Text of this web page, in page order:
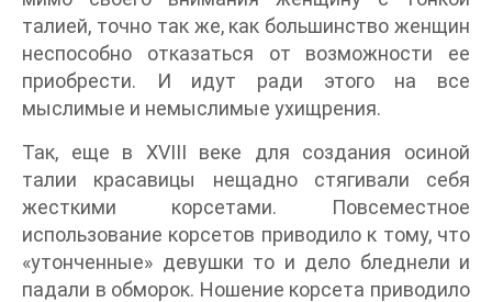
талией, точно так же, как большинство женщин
неспособно отказаться от возможности ее
приобрести. И идут ради этого на все
мыслимые и немыслимые ухищрения.
Так, еще в XVIII веке для создания осиной
талии красавицы нещадно стягивали себя
жесткими корсетами. Повсеместное
использование корсетов приводило к тому, что
«утонченные» девушки то и дело бледнели и
падали в обморок. Ношение корсета приводило